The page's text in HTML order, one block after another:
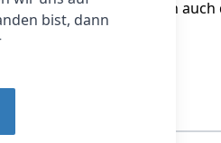
verbessert, sondern auch
einen stabileren Sitz.
bist, dann